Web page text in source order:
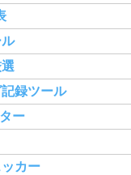
録ツール
ー
カー